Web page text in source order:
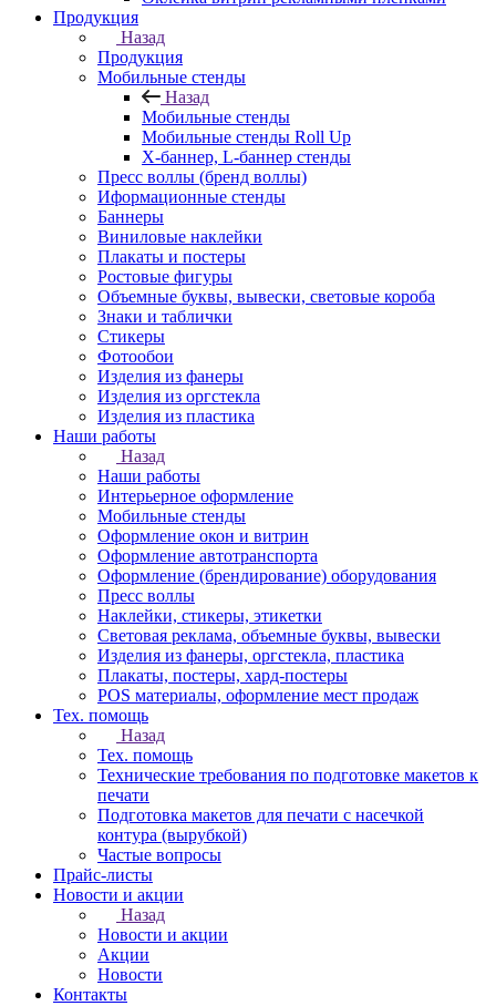
Продукция
Назад
Продукция
Мобильные стенды
Назад
Мобильные стенды
Мобильные стенды Roll Up
Х-баннер, L-баннер стенды
Пресс воллы (бренд воллы)
Иформационные стенды
Баннеры
Виниловые наклейки
Плакаты и постеры
Ростовые фигуры
Объемные буквы, вывески, световые короба
Знаки и таблички
Стикеры
Фотообои
Изделия из фанеры
Изделия из оргстекла
Изделия из пластика
Наши работы
Назад
Наши работы
Интерьерное оформление
Мобильные стенды
Оформление окон и витрин
Оформление автотранспорта
Оформление (брендирование) оборудования
Пресс воллы
Наклейки, стикеры, этикетки
Световая реклама, объемные буквы, вывески
Изделия из фанеры, оргстекла, пластика
Плакаты, постеры, хард-постеры
POS материалы, оформление мест продаж
Тех. помощь
Назад
Тех. помощь
Технические требования по подготовке макетов к
печати
Подготовка макетов для печати с насечкой
контура (вырубкой)
Частые вопросы
Прайс-листы
Новости и акции
Назад
Новости и акции
Акции
Новости
Контакты